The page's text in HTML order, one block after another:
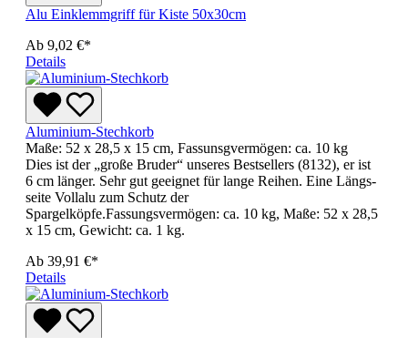
Alu Einklemmgriff für Kiste 50x30cm
Ab 9,02 €*
Details
Aluminium-Stechkorb
Maße: 52 x 28,5 x 15 cm, Fassunsgvermögen: ca. 10 kg
Dies ist der „große Bruder“ unseres Bestsellers (8132), er ist
6 cm länger. Sehr gut geeignet für lange Reihen. Eine Längs-
seite Vollalu zum Schutz der
Spargelköpfe.Fassungsvermögen: ca. 10 kg, Maße: 52 x 28,5
x 15 cm, Gewicht: ca. 1 kg.
Ab 39,91 €*
Details